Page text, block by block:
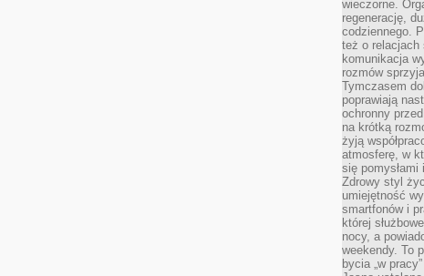
wieczorne.
regenerację,
codziennego.
też o relacjach
komunikacja
rozmów
Tymczasem
poprawiają
ochronny
na krótką
żyją
atmosferę, w
się pomysłami
Zdrowy styl
umiejętność
smartfonów i
której
nocy, a
weekendy. To
bycia „w